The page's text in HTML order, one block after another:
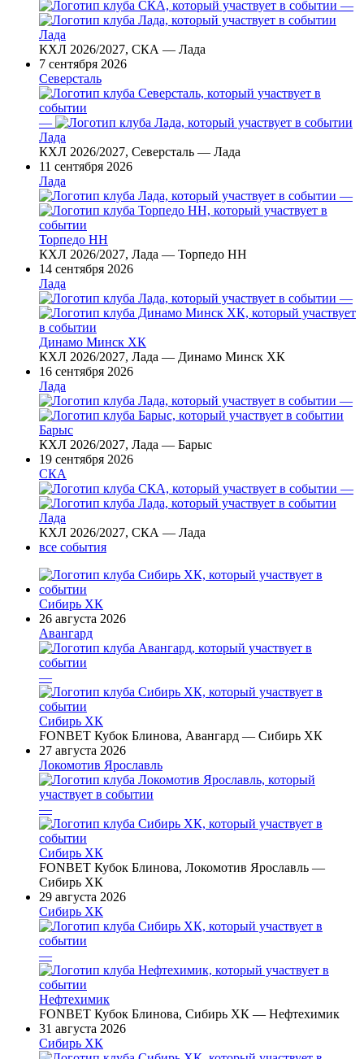
—
Лада
КХЛ 2026/2027, СКА — Лада
7 сентября 2026
Северсталь
—
Лада
КХЛ 2026/2027, Северсталь — Лада
11 сентября 2026
Лада
—
Торпедо НН
КХЛ 2026/2027, Лада — Торпедо НН
14 сентября 2026
Лада
—
Динамо Минск ХК
КХЛ 2026/2027, Лада — Динамо Минск ХК
16 сентября 2026
Лада
—
Барыс
КХЛ 2026/2027, Лада — Барыс
19 сентября 2026
СКА
—
Лада
КХЛ 2026/2027, СКА — Лада
все события
Сибирь ХК
26 августа 2026
Авангард
—
Сибирь ХК
FONBET Кубок Блинова, Авангард — Сибирь ХК
27 августа 2026
Локомотив Ярославль
—
Сибирь ХК
FONBET Кубок Блинова, Локомотив Ярославль —
Сибирь ХК
29 августа 2026
Сибирь ХК
—
Нефтехимик
FONBET Кубок Блинова, Сибирь ХК — Нефтехимик
31 августа 2026
Сибирь ХК